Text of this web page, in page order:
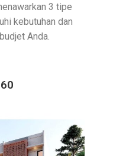
3 tipe
kebutuhan dan
Anda.